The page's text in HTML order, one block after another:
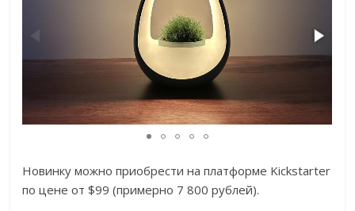
Новинку можно приобрести на платформе Kickstarter
по цене от $99 (примерно 7 800 рублей).